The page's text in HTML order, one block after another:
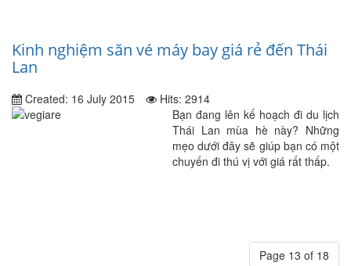
Kinh nghiệm săn vé máy bay giá rẻ đến Thái
Lan
Created: 16 July 2015
Hits: 2914
Bạn đang lên kế hoạch đi du lịch
Thái Lan mùa hè này? Những
mẹo dưới đây sẽ giúp bạn có một
chuyến đi thú vị với giá rất thấp.
Page 13 of 18